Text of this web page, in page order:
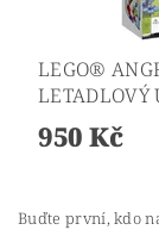
LEGO®
LETADLOVÝ
950 Kč
Buďte první, kdo